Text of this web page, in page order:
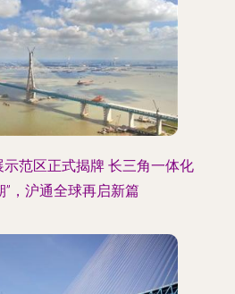
范区正式揭牌 长三角一体化
”，沪通全球再启新篇